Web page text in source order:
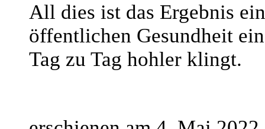
All dies ist das Ergebnis
öffentlichen Gesundheit
Tag zu Tag hohler klingt.